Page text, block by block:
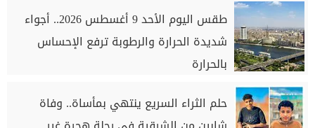
طقس اليوم الأحد 9 أغسطس 2026.. أجواء
شديدة الحرارة والرطوبة ترفع الإحساس
بالحرارة
حلم الثراء السريع ينتهي بمأساة.. وفاة